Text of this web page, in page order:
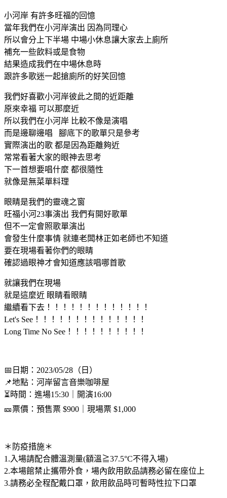
小河岸 有許多旺福的回憶
當年我們在小河岸演出 因為同理心
所以會分上下半場 中場小休息讓大家去上廁所
補充一些飲料或是食物
結果造成我們在中場休息時
跟許多歌迷一起搶廁所的好笑回憶
我們好喜歡小河岸彼此之間的近距離
原來幸福 可以那麼近
所以我們在小河岸 比較不像是演唱
而是邊聊邊唱 腳底下的歌單只是參考
實際演出的歌 都是因為距離夠近
常常看著大家的眼神去思考
下一首想要唱什麼 都很隨性
就像是無菜單料理
眼睛是我們的靈魂之窗
旺福小河23事演出 我們有開好歌單
但不一定會照歌單演出
會發生什麼事情 就連老闆林正如老師也不知道
要在現場看著你們的眼睛
確認過眼神才會知道應該唱哪首歌
就讓我們在現場
就是這麼近 眼睛看眼睛
繼續看下去！！！！！！！！！！！！！
Let's See！！！！！！！！！！！！！！
Long Time No See！！！！！！！！！！
📅日期：2023/05/28（日）
📌地點：河岸留言音樂咖啡屋
⏳時間：進場15:30｜開演16:00
🎫票價：預售票 $900｜現場票 $1,000
＊防疫措施＊
1.入場請配合體溫測量(額溫≧37.5°C不得入場)
2.本場館禁止攜帶外食，場內飲用飲品請務必留在座位上
3.請務必全程配戴口罩，飲用飲品時可暫時性拉下口罩